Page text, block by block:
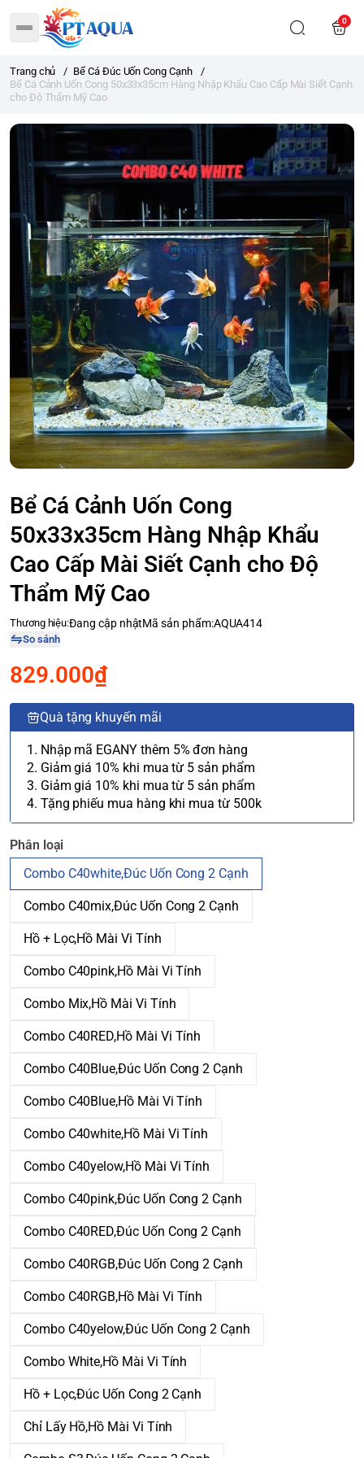
0
Trang chủ / Bể Cá Đúc Uốn Cong Cạnh
/
Bể Cá Cảnh Uốn Cong 50x33x35cm Hàng Nhập Khẩu Cao Cấp Mài Siết Cạnh
cho Độ Thẩm Mỹ Cao
Bể Cá Cảnh Uốn Cong
50x33x35cm Hàng Nhập Khẩu
Cao Cấp Mài Siết Cạnh cho Độ
Thẩm Mỹ Cao
Thương hiệu:Đang cập nhậtMã sản phẩm:AQUA414
So sánh
829.000₫
Quà tặng khuyến mãi
1. Nhập mã EGANY thêm 5% đơn hàng
2. Giảm giá 10% khi mua từ 5 sản phẩm
3. Giảm giá 10% khi mua từ 5 sản phẩm
4. Tặng phiếu mua hàng khi mua từ 500k
Phân loại
Combo C40white,Đúc Uốn Cong 2 Cạnh
Combo C40mix,Đúc Uốn Cong 2 Cạnh
Hồ + Lọc,Hồ Mài Vi Tính
Combo C40pink,Hồ Mài Vi Tính
Combo Mix,Hồ Mài Vi Tính
Combo C40RED,Hồ Mài Vi Tính
Combo C40Blue,Đúc Uốn Cong 2 Cạnh
Combo C40Blue,Hồ Mài Vi Tính
Combo C40white,Hồ Mài Vi Tính
Combo C40yelow,Hồ Mài Vi Tính
Combo C40pink,Đúc Uốn Cong 2 Cạnh
Combo C40RED,Đúc Uốn Cong 2 Cạnh
Combo C40RGB,Đúc Uốn Cong 2 Cạnh
Combo C40RGB,Hồ Mài Vi Tính
Combo C40yelow,Đúc Uốn Cong 2 Cạnh
Combo White,Hồ Mài Vi Tính
Hồ + Lọc,Đúc Uốn Cong 2 Cạnh
Chỉ Lấy Hồ,Hồ Mài Vi Tính